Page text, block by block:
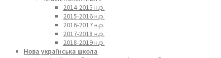
2014-2015 н.р.
2015-2016 н.р.
2016-2017 н.р.
2017-2018 н.р.
2018-2019 н.р.
Нова українська школа